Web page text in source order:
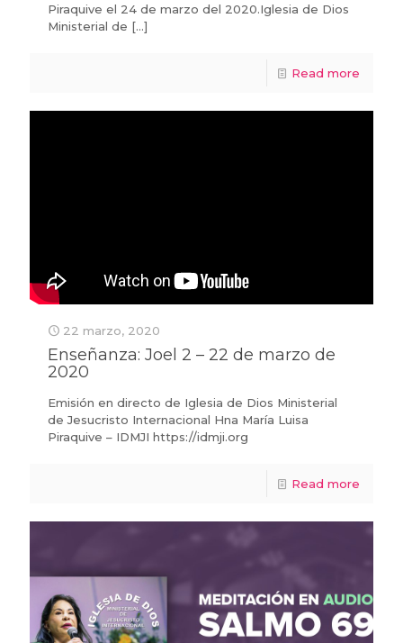
Piraquive el 24 de marzo del 2020.Iglesia de Dios
Ministerial de […]
Read more
22 marzo, 2020
Enseñanza: Joel 2 – 22 de marzo de
2020
Emisión en directo de Iglesia de Dios Ministerial
de Jesucristo Internacional Hna María Luisa
Piraquive – IDMJI https://idmji.org
Read more